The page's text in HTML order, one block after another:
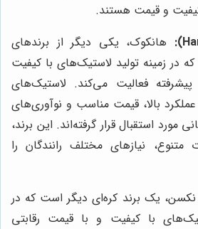
و قیمت هستند.
هانکوک، یکی دیگر از برندهای
در زمینه تولید لاستیک‌های با کیفیت
فعالیت می‌کند. لاستیک‌های
بالا، قیمت مناسب و نوآوری‌های
مورد استقبال قرار گرفته‌اند. این برند،
متنوع، نیازهای مختلف رانندگان را
نکسن، یک برند کره‌ای دیگر است که در
با کیفیت و با قیمت رقابتی